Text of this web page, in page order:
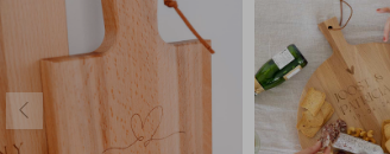
• Dozen zijn beschikbaar in verschillende
formaat cadeaudoos op basis van het
cadeau!